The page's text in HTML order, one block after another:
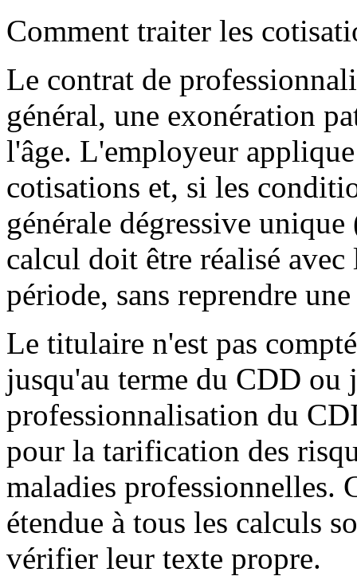
Comment traiter les
Le contrat de
général, une exonération
l'âge. L'employeur
cotisations et, si les
générale dégressive
calcul doit être réalisé
période, sans reprendre
Le titulaire n'est pas
jusqu'au terme du CDD
professionnalisation du
pour la tarification des
maladies professionnelles.
étendue à tous les calculs
vérifier leur texte propre.